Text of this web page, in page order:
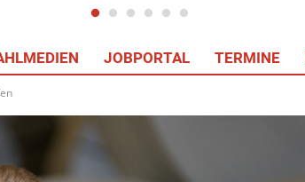
JOBPORTAL TERMINE